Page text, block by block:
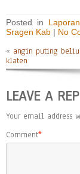
Posted in
Sragen Kab | No
« angin puting
klaten
LEAVE A
Your email address
Comment*